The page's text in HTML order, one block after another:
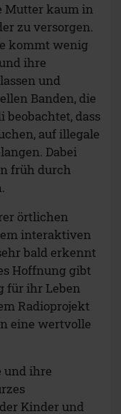
Mutter kaum in
zu versorgen.
kommt wenig
ihre
und
Banden, die
dass
auf illegale
Dabei
früh durch
örtlichen
interaktiven
bald erkennt
Hoffnung gibt
für ihr Leben
Radioprojekt
eine wertvolle
und ihre
Kinder und